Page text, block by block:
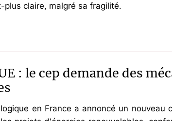
claire, malgré sa fragilité.
: le cep demande des
en France a annoncé un nouveau